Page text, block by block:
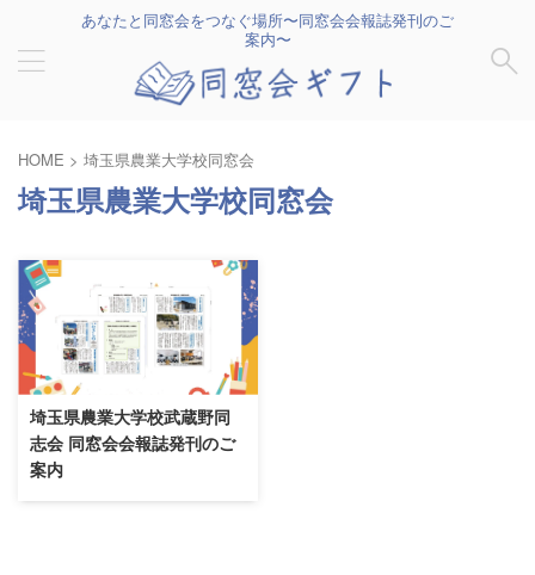
あなたと同窓会をつなぐ場所〜同窓会会報誌発刊のご
案内〜
HOME > 埼玉県農業大学校同窓会
埼玉県農業大学校同窓会
埼玉県農業大学校武蔵野同
志会 同窓会会報誌発刊のご
案内